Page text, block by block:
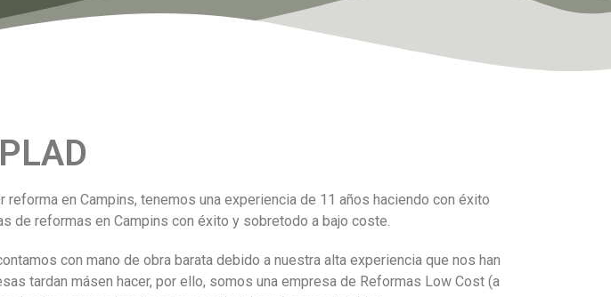
en Campins, tenemos una experiencia de 11 años haciendo con éxito
de reformas en Campins con éxito y sobretodo a bajo coste.
con mano de obra barata debido a nuestra alta experiencia que nos han
tardan másen hacer, por ello, somos una empresa de Reformas Low Cost (a